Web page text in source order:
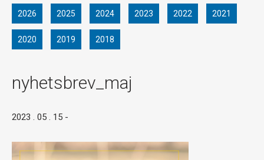
2026 2025 2024 2023 2022 2021
2020 2019 2018
nyhetsbrev_maj
2023 . 05 . 15 -